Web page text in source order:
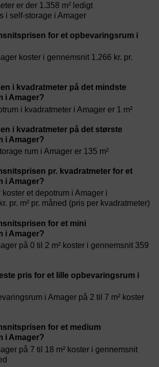
er der 1.358 m² ledigt
i self-storage i Amager
for et opbevaringsrum i
koster i gennemsnit 1.266 kr. pr.
i kvadratmeter på det mindste
i Amager?
i kvadratmeter i Amager er 1 m²
i kvadratmeter på det største
i Amager?
rum i Amager er 135 m²
pr. kvadratmeter for et
i Amager?
koster et depotrum i Amager i
pr. m² pr. måned (pris per kvadratmeter)
for et mini
i Amager?
på 0 til 2 m² koster i gennemsnit 359
pris for et lille opbevaringsrum i
i Amager på 2 til 7 m² koster
for et medium
i Amager?
på 7 til 18 m² koster i gennemsnit